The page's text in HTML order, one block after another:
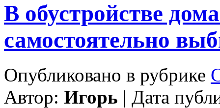
В обустройстве
самостоятельно
Опубликовано в рубрике
Автор: Игорь | Дата